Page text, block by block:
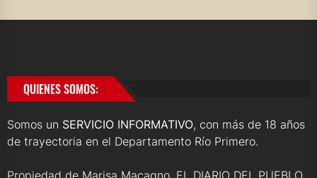
QUIENES SOMOS:
Somos un SERVICIO INFORMATIVO, con más de 18 años
de trayectoria en el Departamento Río Primero.